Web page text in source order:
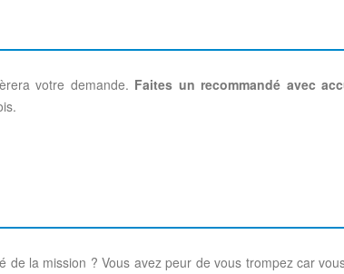
votre demande. Faites un recommandé avec
la mission ? Vous avez peur de vous trompez car